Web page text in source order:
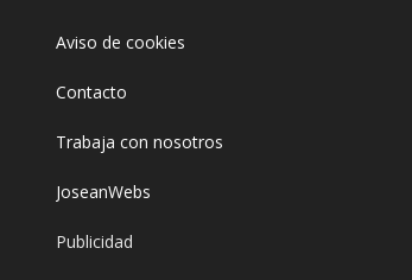
Aviso de cookies
Contacto
Trabaja con nosotros
JoseanWebs
Publicidad